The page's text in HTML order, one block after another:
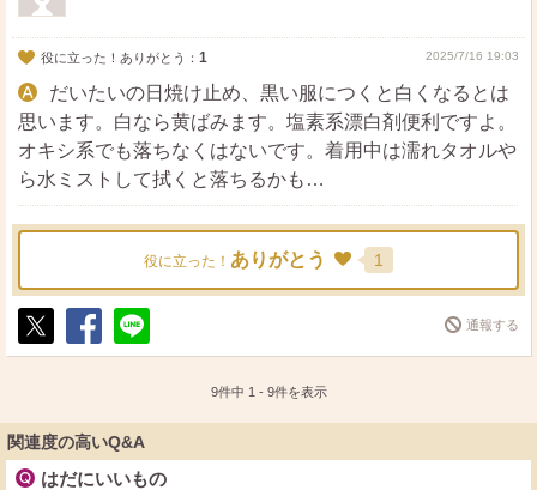
役に立った！ありがとう： 1 2025/7/16 19:03
だいたいの日焼け止め、黒い服につくと白くなるとは
思います。白なら黄ばみます。塩素系漂白剤便利ですよ。
オキシ系でも落ちなくはないです。着用中は濡れタオルや
ら水ミストして拭くと落ちるかも…
役に立った！ ありがとう 1
ポ
シ
送
通報する
9件中 1 - 9件を表示
関連度の高いQ&A
はだにいいもの